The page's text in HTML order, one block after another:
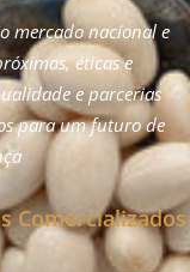
mercado nacional e
éticas e
e parcerias
para um futuro de
Comercializados